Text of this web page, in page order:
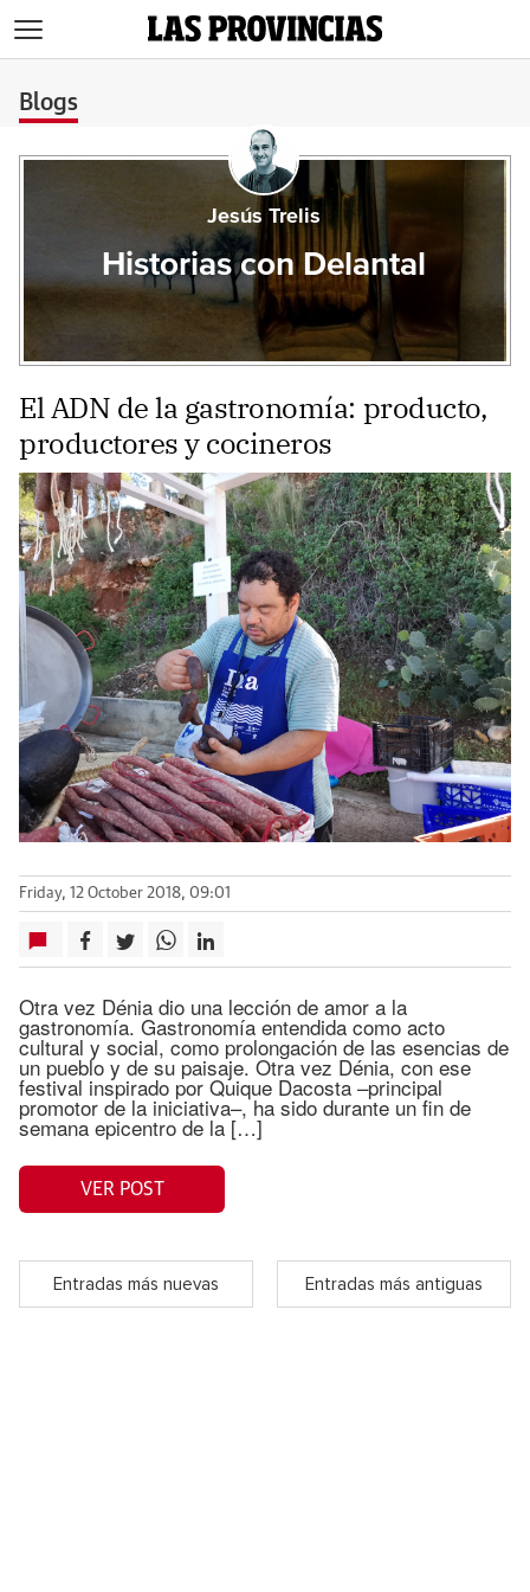
Blogs
Jesús Trelis
Historias con Delantal
El ADN de la gastronomía: producto,
productores y cocineros
Friday, 12 October 2018, 09:01
Otra vez Dénia dio una lección de amor a la
gastronomía. Gastronomía entendida como acto
cultural y social, como prolongación de las esencias de
un pueblo y de su paisaje. Otra vez Dénia, con ese
festival inspirado por Quique Dacosta –principal
promotor de la iniciativa–, ha sido durante un fin de
semana epicentro de la […]
VER POST
Entradas más nuevas Entradas más antiguas